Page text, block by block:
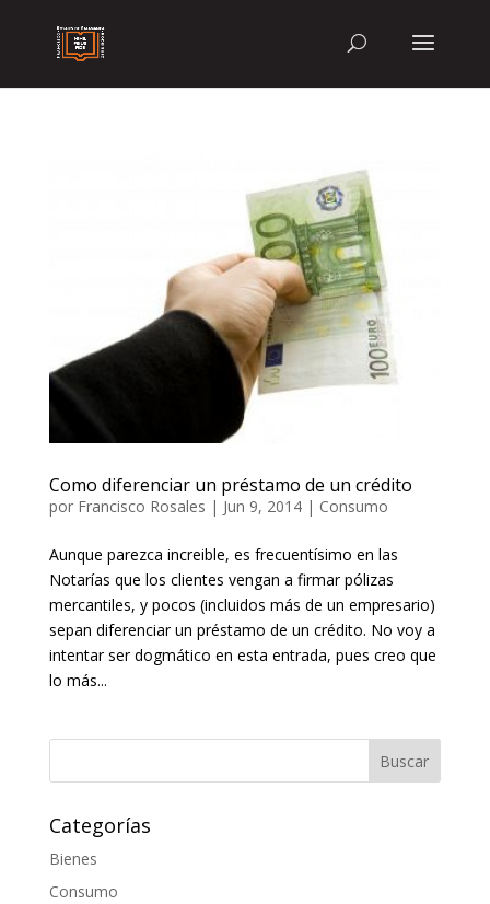
Como diferenciar un préstamo de un crédito
por Francisco Rosales | Jun 9, 2014| Consumo
Aunque parezca increible, es frecuentísimo en las
Notarías que los clientes vengan a firmar pólizas
mercantiles, y pocos (incluidos más de un empresario)
sepan diferenciar un préstamo de un crédito. No voy a
intentar ser dogmático en esta entrada, pues creo que
lo más...
Categorías
Bienes
Consumo